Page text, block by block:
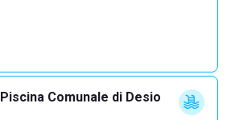
Piscina Comunale di Desio